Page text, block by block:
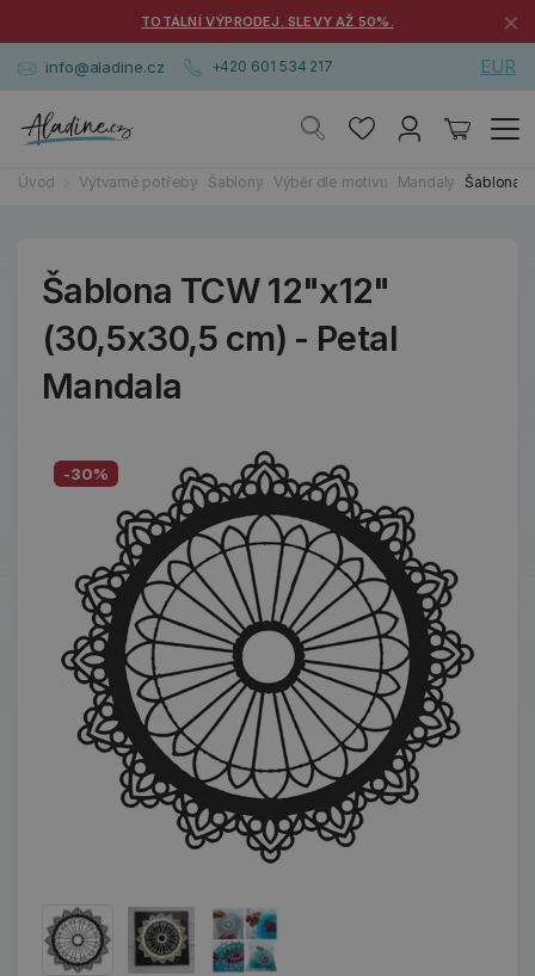
TOTÁLNÍ VÝPRODEJ. SLEVY AŽ 50%. ×
info@aladine.cz +420 601 534 217 EUR
Úvod Výtvarné potřeby Šablony Výběr dle motivu Mandaly Šablona
Šablona TCW 12"x12"
(30,5x30,5 cm) - Petal
Mandala
-30%